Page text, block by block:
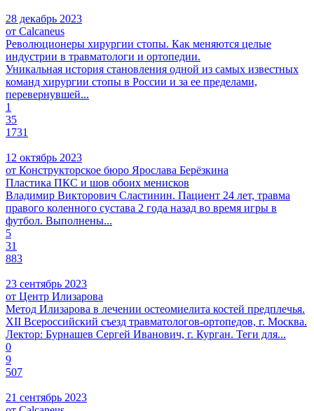
28 декабрь 2023
от Calcaneus
Революционеры хирургии стопы. Как меняются целые
индустрии в травматологи и ортопедии.
Уникальная история становления одной из самых известных
команд хирургии стопы в России и за ее пределами,
перевернувшей...
1
35
1731
12 октябрь 2023
от Конструкторское бюро Ярослава Берёзкина
Пластика ПКС и шов обоих менисков
Владимир Викторович Сластинин. Пациент 24 лет, травма
правого коленного сустава 2 года назад во время игры в
футбол. Выполнены...
5
31
883
23 сентябрь 2023
от Центр Илизарова
Метод Илизарова в лечении остеомиелита костей предплечья.
XII Всероссийский съезд травматологов-ортопедов, г. Москва.
Лектор: Бурнашев Сергей Иванович, г. Курган. Теги для...
0
9
507
21 сентябрь 2023